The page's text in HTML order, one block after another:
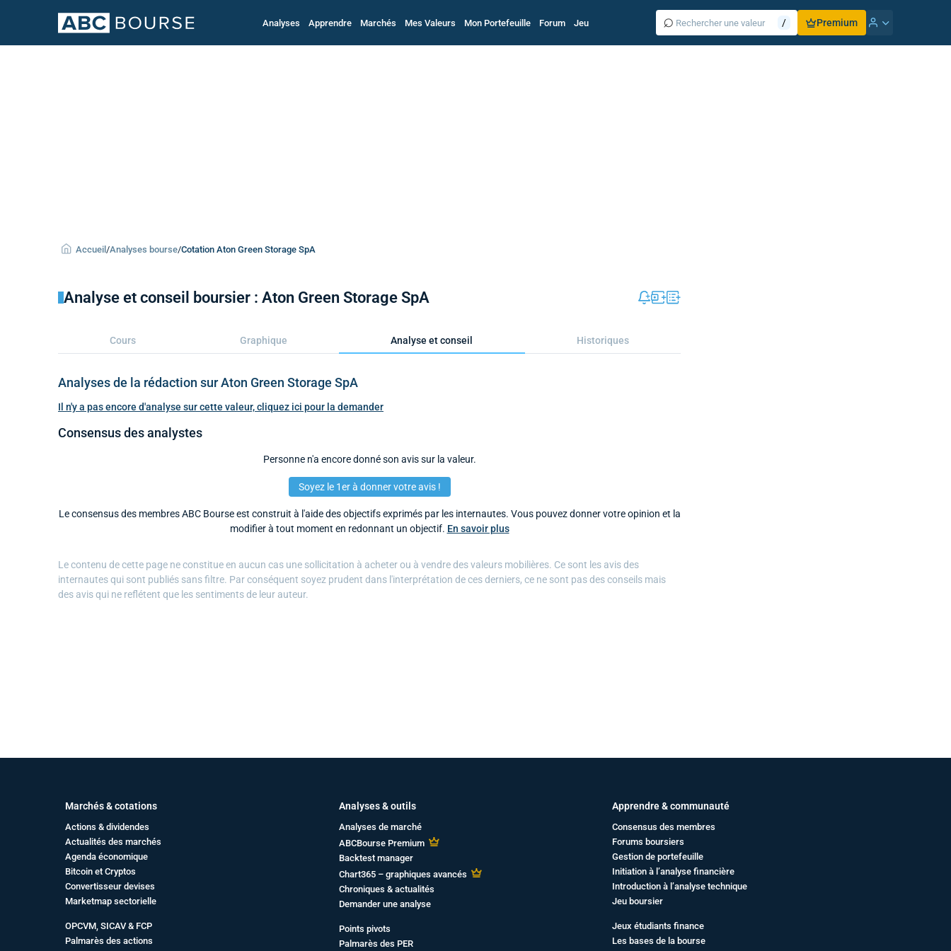
Analyses Apprendre Marchés Mes Valeurs Mon Portefeuille Forum Jeu ⌕ / Premium
Accueil /Analyses bourse/Cotation Aton Green Storage SpA
Analyse et conseil boursier : Aton Green Storage SpA
Cours Graphique Analyse et conseil Historiques
Analyses de la rédaction sur Aton Green Storage SpA
Il n'y a pas encore d'analyse sur cette valeur, cliquez ici pour la demander
Consensus des analystes
Personne n'a encore donné son avis sur la valeur.
Soyez le 1er à donner votre avis !
Le consensus des membres ABC Bourse est construit à l'aide des objectifs exprimés par les internautes. Vous pouvez donner votre opinion et la
modifier à tout moment en redonnant un objectif. En savoir plus
Le contenu de cette page ne constitue en aucun cas une sollicitation à acheter ou à vendre des valeurs mobilières. Ce sont les avis des
internautes qui sont publiés sans filtre. Par conséquent soyez prudent dans l'interprétation de ces derniers, ce ne sont pas des conseils mais
des avis qui ne reflétent que les sentiments de leur auteur.
Marchés & cotations
Actions & dividendes
Actualités des marchés
Agenda économique
Bitcoin et Cryptos
Convertisseur devises
Marketmap sectorielle
OPCVM, SICAV & FCP
Palmarès des actions
Analyses & outils
Analyses de marché
ABCBourse Premium
Backtest manager
Chart365 – graphiques avancés
Chroniques & actualités
Demander une analyse
Points pivots
Palmarès des PER
Apprendre & communauté
Consensus des membres
Forums boursiers
Gestion de portefeuille
Initiation à l’analyse financière
Introduction à l’analyse technique
Jeu boursier
Jeux étudiants finance
Les bases de la bourse